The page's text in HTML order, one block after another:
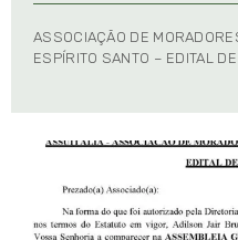
ASSOCIAÇÃO DE
ESPÍRITO SANTO – EDITAL